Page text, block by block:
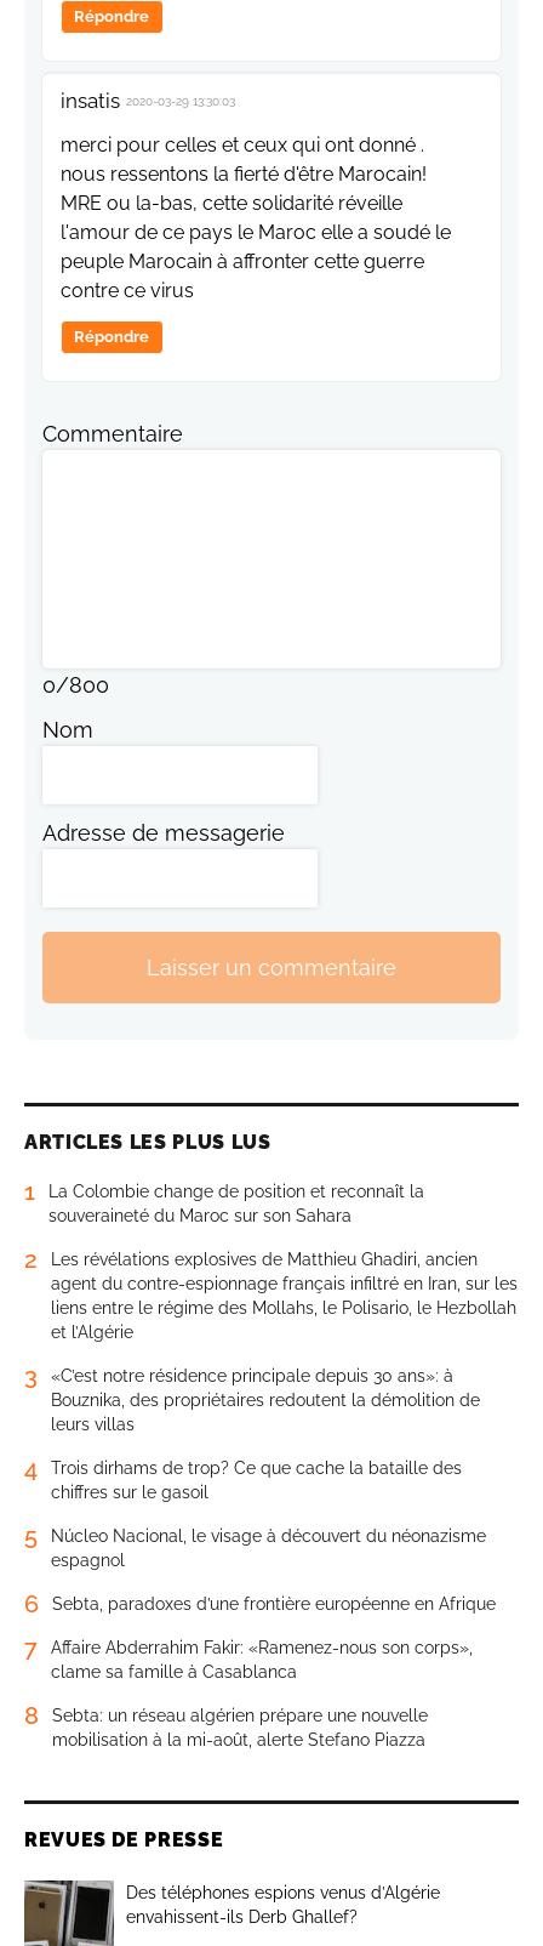
Répondre
insatis 2020-03-29 13:30:03
merci pour celles et ceux qui ont donné .
nous ressentons la fierté d'être Marocain!
MRE ou la-bas, cette solidarité réveille
l'amour de ce pays le Maroc elle a soudé le
peuple Marocain à affronter cette guerre
contre ce virus
Répondre
Commentaire
0/800
Nom
Adresse de messagerie
Laisser un commentaire
ARTICLES LES PLUS LUS
1
La Colombie change de position et reconnaît la
souveraineté du Maroc sur son Sahara
2
Les révélations explosives de Matthieu Ghadiri, ancien
agent du contre-espionnage français infiltré en Iran, sur les
liens entre le régime des Mollahs, le Polisario, le Hezbollah
et l’Algérie
3
«C’est notre résidence principale depuis 30 ans»: à
Bouznika, des propriétaires redoutent la démolition de
leurs villas
4
Trois dirhams de trop? Ce que cache la bataille des
chiffres sur le gasoil
5
Núcleo Nacional, le visage à découvert du néonazisme
espagnol
6 Sebta, paradoxes d’une frontière européenne en Afrique
7
Affaire Abderrahim Fakir: «Ramenez-nous son corps»,
clame sa famille à Casablanca
8
Sebta: un réseau algérien prépare une nouvelle
mobilisation à la mi-août, alerte Stefano Piazza
REVUES DE PRESSE
Des téléphones espions venus d’Algérie
envahissent-ils Derb Ghallef?